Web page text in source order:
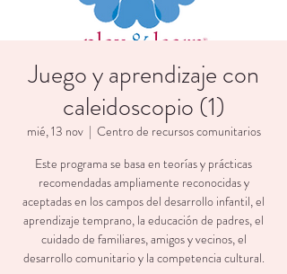
Juego y aprendizaje con
caleidoscopio (1)
mié, 13 nov
  |
Centro de recursos comunitarios
Este programa se basa en teorías y prácticas
recomendadas ampliamente reconocidas y
aceptadas en los campos del desarrollo infantil, el
aprendizaje temprano, la educación de padres, el
cuidado de familiares, amigos y vecinos, el
desarrollo comunitario y la competencia cultural.